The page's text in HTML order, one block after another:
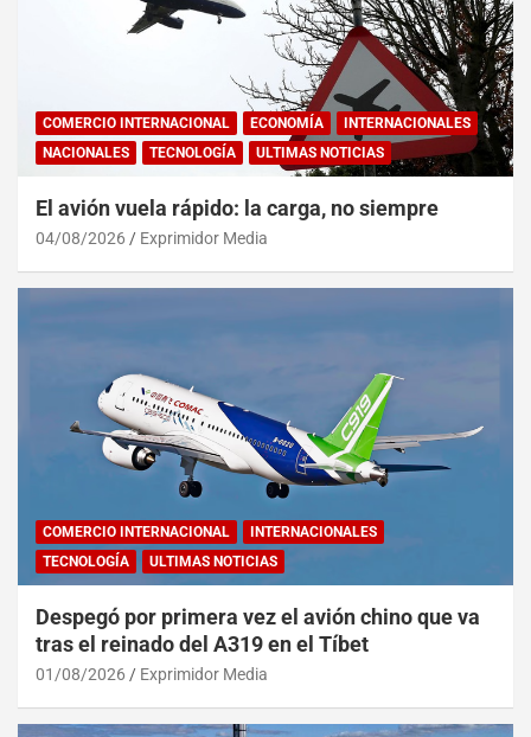
COMERCIO INTERNACIONAL ECONOMÍA
INTERNACIONALES
NACIONALES
TECNOLOGÍA ULTIMAS NOTICIAS
El avión vuela rápido: la carga, no siempre
04/08/2026 Exprimidor Media
COMERCIO INTERNACIONAL
INTERNACIONALES
TECNOLOGÍA
ULTIMAS NOTICIAS
Despegó por primera vez el avión chino que va
tras el reinado del A319 en el Tíbet
01/08/2026 Exprimidor Media